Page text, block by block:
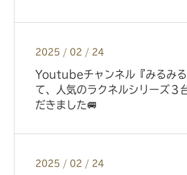
2025 / 02 / 24
Youtubeチャンネル『みるみる
て、人気のラクネルシリーズ３
だきました🚐
2025 / 02 / 24